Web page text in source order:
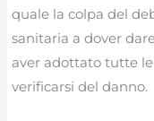
quale la colpa del
sanitaria a dover
aver adottato tutte
verificarsi del danno.